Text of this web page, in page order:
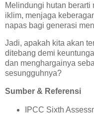
Melindungi hutan berarti
iklim, menjaga
napas bagi generasi
Jadi, apakah kita akan
ditebang demi
dan menghargainya
sesungguhnya?
Sumber & Referensi
IPCC Sixth